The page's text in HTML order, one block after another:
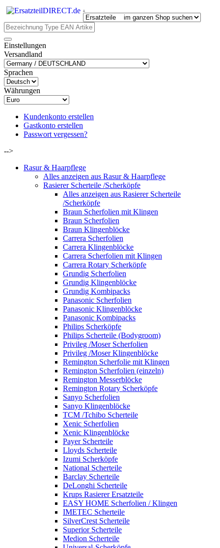
.
Einstellungen
Versandland
Sprachen
Währungen
Kundenkonto erstellen
Gastkonto erstellen
Passwort vergessen?
-->
Rasur & Haarpflege
Alles anzeigen aus Rasur & Haarpflege
Rasierer Scherteile /Scherköpfe
Alles anzeigen aus Rasierer Scherteile
/Scherköpfe
Braun Scherfolien mit Klingen
Braun Scherfolien
Braun Klingenblöcke
Carrera Scherfolien
Carrera Klingenblöcke
Carrera Scherfolien mit Klingen
Carrera Rotary Scherköpfe
Grundig Scherfolien
Grundig Klingenblöcke
Grundig Kombipacks
Panasonic Scherfolien
Panasonic Klingenblöcke
Panasonic Kombipacks
Philips Scherköpfe
Philips Scherteile (Bodygroom)
Privileg /Moser Scherfolien
Privileg /Moser Klingenblöcke
Remington Scherfolie mit Klingen
Remington Scherfolien (einzeln)
Remington Messerblöcke
Remington Rotary Scherköpfe
Sanyo Scherfolien
Sanyo Klingenblöcke
TCM /Tchibo Scherteile
Xenic Scherfolien
Xenic Klingenblöcke
Payer Scherteile
Lloyds Scherteile
Izumi Scherköpfe
National Scherteile
Barclay Scherteile
DeLonghi Scherteile
Krups Rasierer Ersatzteile
EASY HOME Scherfolien / Klingen
IMETEC Scherteile
SilverCrest Scherteile
Superior Scherteile
Medion Scherteile